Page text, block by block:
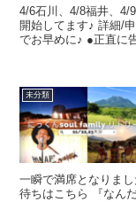
4/6石川、4/8福井、4/
開始してます♪ 詳細/申込みはここをクリック ※大阪は席が少ないの
でお早めに♪ ●正直に告白すると、、、僕は、臆病者でめんどくさ
未分類
一瞬で満席となりました！
待ちはこちら 『なんだ！この絶景は！！！』 思わず、そうつぶやい